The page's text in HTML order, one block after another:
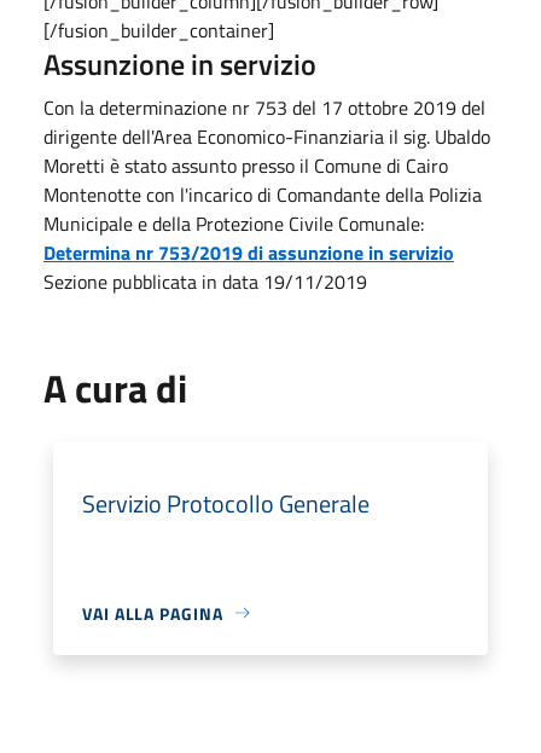
[/fusion_builder_container]
Assunzione in servizio
Con la determinazione nr 753 del 17 ottobre 2019 del
dirigente dell'Area Economico-Finanziaria il sig. Ubaldo
Moretti è stato assunto presso il Comune di Cairo
Montenotte con l'incarico di Comandante della Polizia
Municipale e della Protezione Civile Comunale:
Determina nr 753/2019 di assunzione in servizio
Sezione pubblicata in data 19/11/2019
A cura di
Servizio Protocollo Generale
VAI ALLA PAGINA